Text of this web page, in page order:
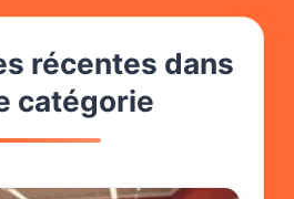
récentes dans
catégorie